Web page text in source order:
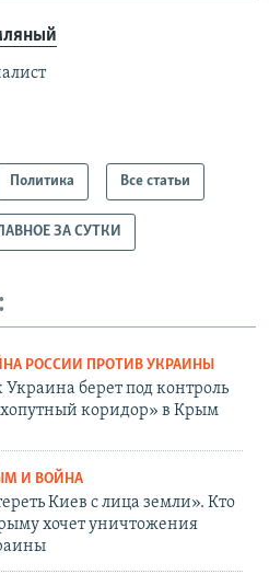
Политика Все статьи
ЗА СУТКИ
РОССИИ ПРОТИВ УКРАИНЫ
Украина берет под контроль
коридор» в Крым
И ВОЙНА
Киев с лица земли». Кто
хочет уничтожения